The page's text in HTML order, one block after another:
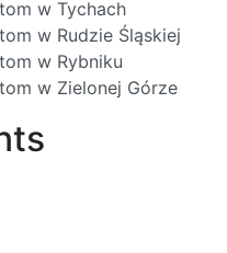
w Tychach
w Rudzie Śląskiej
w Rybniku
w Zielonej Górze